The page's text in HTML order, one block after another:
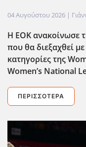
04 Αυγούστου 2026 |
Η ΕΟΚ ανακοίνωσε
που θα διεξαχθεί
κατηγορίες της
Women’s National
ΠΕΡΙΣΣΌΤΕΡΑ